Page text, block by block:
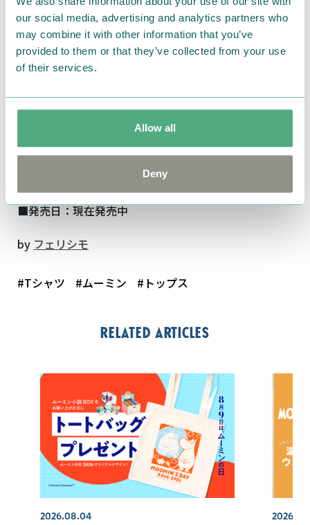
our social media, advertising and analytics partners who
may combine it with other information that you’ve
provided to them or that they’ve collected from your use
of their services.
Allow all
Deny
ら。
★ライトグレーが涼やかな〈水遊び〉購入ページはこ
ちら
す。
■商品名：ムーミンと仲間たち 吸水速乾のうしろボ
ーダーTシャツ
■価格（税抜）：各1枚 3,500円
■サイズ：Ｓ・M・L・LL・3L
■発売日：現在発売中
by フェリシモ
#Tシャツ #ムーミン #トップス
Related articles
2026.08.04